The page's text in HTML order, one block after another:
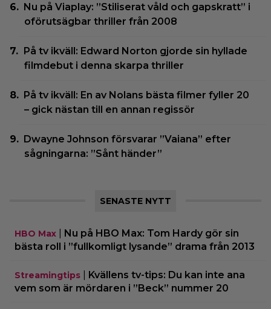
Nu på Viaplay: ”Stiliserat våld och gapskratt” i
oförutsägbar thriller från 2008
På tv ikväll: Edward Norton gjorde sin hyllade
filmdebut i denna skarpa thriller
På tv ikväll: En av Nolans bästa filmer fyller 20
– gick nästan till en annan regissör
Dwayne Johnson försvarar ”Vaiana” efter
sågningarna: ”Sånt händer”
SENASTE NYTT
HBO Max
Nu på HBO Max: Tom Hardy gör sin
bästa roll i ”fullkomligt lysande” drama från 2013
Streamingtips
Kvällens tv-tips: Du kan inte ana
vem som är mördaren i ”Beck” nummer 20